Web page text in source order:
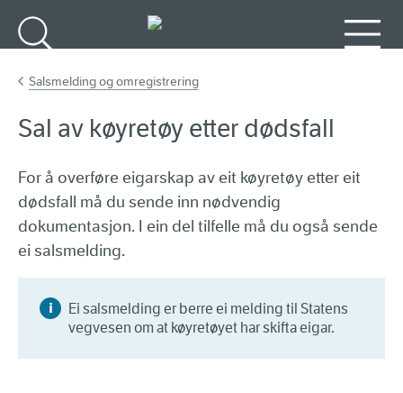
Salsmelding og omregistrering
Sal av køyretøy etter dødsfall
For å overføre eigarskap av eit køyretøy etter eit
dødsfall må du sende inn nødvendig
dokumentasjon. I ein del tilfelle må du også sende
ei salsmelding.
Ei salsmelding er berre ei melding til Statens
vegvesen om at køyretøyet har skifta eigar.